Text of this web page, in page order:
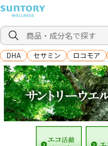
DHA セサミン ロコモア